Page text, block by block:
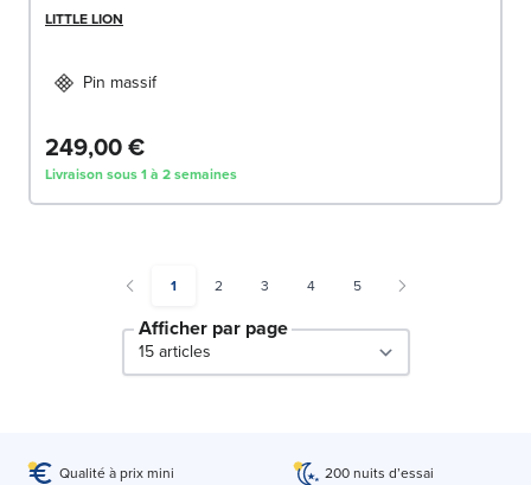
LITTLE LION
Pin massif
249,00 €
Livraison sous 1 à 2 semaines
You're currently reading page
1 Page
2 Page
3 Page
4 Page
5
Afficher par page
Qualité à prix mini 200 nuits d’essai